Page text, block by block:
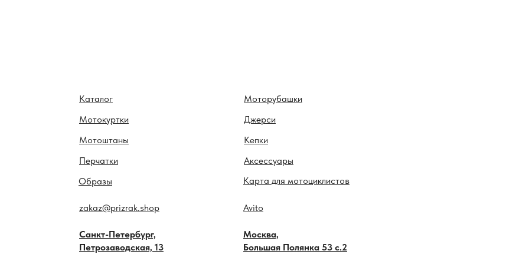
Каталог
Мотокуртки
Мотоштаны
Перчатки
Карта для мотоциклистов
Моторубашки
Образы
Джерси
Кепки
Аксессуары
zakaz@prizrak.shop
Москва,
Большая Полянка 53 с.2
Санкт-Петербург,
Петрозаводская, 13
Avito